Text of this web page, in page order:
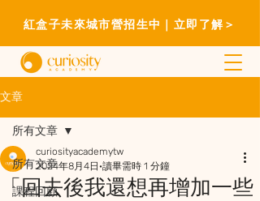
紅盒子未來城市營招生中｜立即了解＞
文章
所有文章
課程回顧
所有文章
「回去後我還想再增加一些
curiosityacademytw
2024年8月4日 讀畢需時 1 分鐘